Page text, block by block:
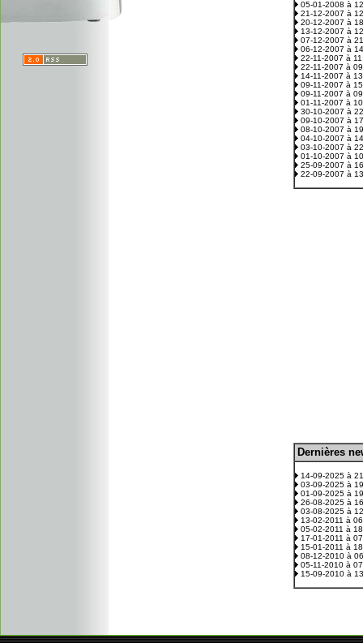
05-01-2008 à
21-12-2007 à
20-12-2007 à
13-12-2007 à
07-12-2007 à
06-12-2007 à
22-11-2007 à
22-11-2007 à
14-11-2007 à
09-11-2007 à
09-11-2007 à
01-11-2007 à
30-10-2007 à
09-10-2007 à
08-10-2007 à
04-10-2007 à
03-10-2007 à
01-10-2007 à
25-09-2007 à
22-09-2007 à
Dernières
14-09-2025 à
03-09-2025 à
01-09-2025 à
26-08-2025 à
03-08-2025 à
13-02-2011 à
05-02-2011 à
17-01-2011 à
15-01-2011 à
08-12-2010 à
05-11-2010 à
15-09-2010 à